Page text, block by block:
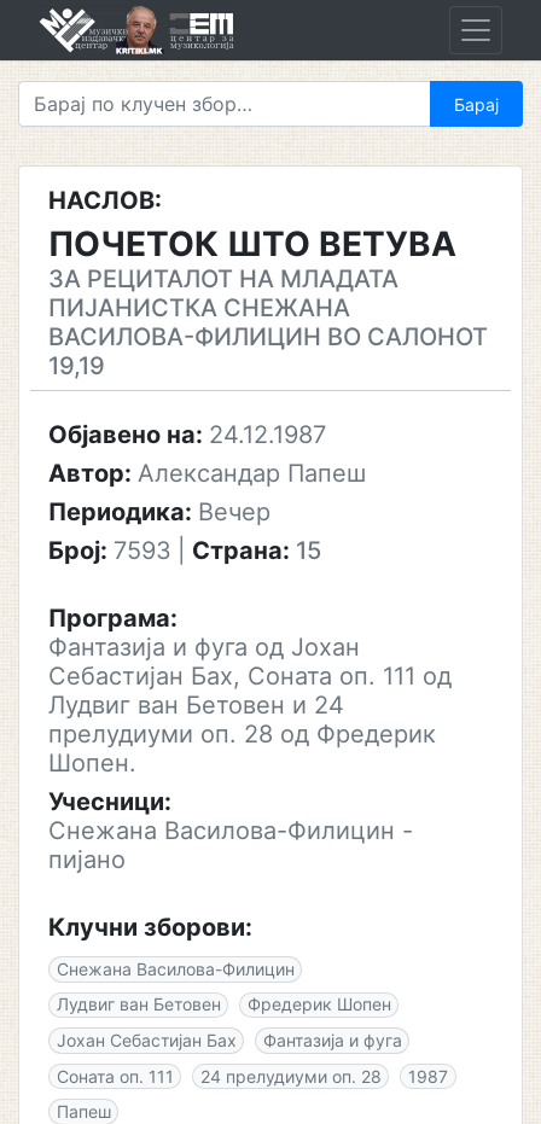
НАСЛОВ:
ПОЧЕТОК ШТО ВЕТУВА
ЗА РЕЦИТАЛОТ НА МЛАДАТА
ПИЈАНИСТКА СНЕЖАНА
ВАСИЛОВА-ФИЛИЦИН ВО САЛОНОТ
19,19
Објавено на: 24.12.1987
Автор: Александар Папеш
Периодика: Вечер
Број: 7593 Страна: 15
Програма:
Фантазија и фуга од Јохан
Себастијан Бах, Соната оп. 111 од
Лудвиг ван Бетовен и 24
прелудиуми оп. 28 од Фредерик
Шопен.
Учесници:
Снежана Василова-Филицин -
пијано
Клучни зборови:
Снежана Василова-Филицин
Лудвиг ван Бетовен
Фредерик Шопен
Јохан Себастијан Бах
Фантазија и фуга
Соната оп. 111
24 прелудиуми оп. 28
1987
Папеш